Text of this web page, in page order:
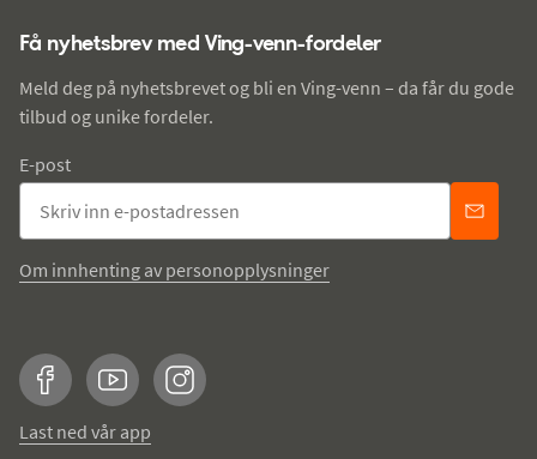
Få nyhetsbrev med Ving-venn-fordeler
Meld deg på nyhetsbrevet og bli en Ving-venn – da får du gode
tilbud og unike fordeler.
E-post
Om innhenting av personopplysninger
FacebookYouTubeInstagram
Last ned vår app